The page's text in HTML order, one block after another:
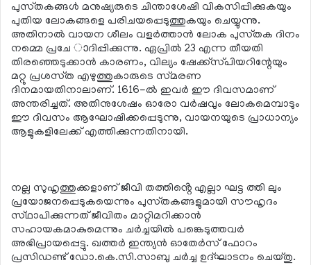
പുസ്‌തകങ്ങൾ മനുഷ്യരുടെ ചിന്താശേഷി വികസിപ്പിക്കുകയും
പുതിയ ലോകങ്ങളെ പരിചയപ്പെടുത്തുകയും ചെയ്യുന്നു.
അതിനാൽ വായന ശീലം വളർത്താൻ ലോക പുസ്‌തക ദിനം
നമ്മെ പ്രചേ ാദിപ്പിക്കുന്നു. ഏപ്രിൽ 23 എന്ന തീയതി
തിരഞ്ഞെടുക്കാൻ കാരണം, വില്യം ഷേക്ക്സ്‌പിയറിന്റേയും
മറ്റു പ്രശസ്‌ത എഴുത്തുകാരുടെ സ്‌മരണ
ദിനമായതിനാലാണ്. 1616-ൽ ഇവർ ഈ ദിവസമാണ്
അന്തരിച്ചത്. അതിനുശേഷം ഓരോ വർഷവും ലോകമെമ്പാടും
ഈ ദിവസം ആഘോഷിക്കപ്പെടുന്നു, വായനയുടെ പ്രാധാന്യം
ആളുകളിലേക്ക് എത്തിക്കുന്നതിനായി.
നല്ല സുഹൃത്തുക്കളാണ് ജീവി തത്തിൻ്റെ എല്ലാ ഘട്ട ത്തി ലും
പ്രയോജനപ്പെടുകയെന്നും പുസ്‌തകങ്ങളുമായി സൗഹൃദം
സ്‌ഥാപിക്കുന്നത് ജീവിതം മാറ്റിമറിക്കാൻ
സഹായകമാകുമെന്നും ചർച്ചയിൽ പങ്കെടുത്തവർ
അഭിപ്രായപ്പെട്ടു. ഖത്തർ ഇന്ത്യൻ ഓതേർസ് ഫോറം
പ്രസിഡണ്ട് ഡോ.കെ.സി.സാബു ചർച്ച ഉദ്ഘാടനം ചെയ്‌തു.